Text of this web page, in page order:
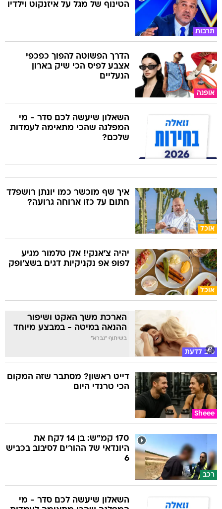
תרבות
הטינוף של מגל על איזנקוט וילדיו
אופנה
הדרך הפשוטה להפוך כפכפי
אצבע לפיס הכי שיק בארון
הנעליים
השאלון שיעשה לכם סדר - מי
המפלגה שהכי מתאימה לעמדות
שלכם?
אוכל
איך שף מוכשר כמו יונתן רושפלד
חתום על כזו ארוחה גרועה?
אוכל
יהיה צ'אנקי! אלן טלמור מגיע
לפופ אפ נקניקיות דגים בשצ'ופק
טוב לדעת
הארכת משך האקט ושיפור
ההנאה במיטה - במבצע מיוחד
בשיתוף "גברא"
Sheee
דייט ראשון? מסתבר שזה המקום
הכי טרנדי היום
רכב
170 קמ"ש: בן 14 לקח את
היונדאי של ההורים לסיבוב בכביש
6
השאלון שיעשה לכם סדר - מי